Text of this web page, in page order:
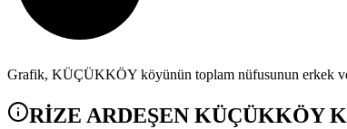
Grafik, KÜÇÜKKÖY köyünün toplam nüfusunun erkek ve
RİZE ARDEŞEN KÜÇÜKKÖY